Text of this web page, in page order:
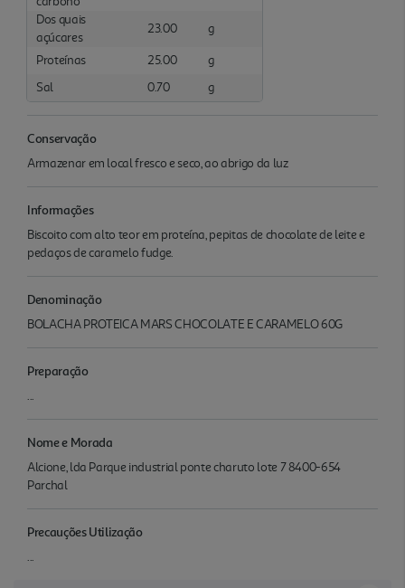
Dos quais
açúcares
23.00 g
Proteínas 25.00
g
Sal
0.70 g
Conservação
Armazenar em local fresco e seco, ao abrigo da luz
Informações
Biscoito com alto teor em proteína, pepitas de chocolate de leite e
pedaços de caramelo fudge.
Denominação
BOLACHA PROTEICA MARS CHOCOLATE E CARAMELO 60G
Preparação
...
Nome e Morada
Alcione, lda Parque industrial ponte charuto lote 7 8400-654
Parchal
Precauções Utilização
...